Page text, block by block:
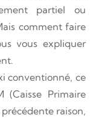
partiel ou
comment faire
vous expliquer
conventionné, ce
(Caisse Primaire
raison,